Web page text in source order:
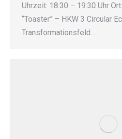
Uhrzeit: 18:30 – 19:30 Uhr
“Toaster” – HKW 3 Circular
Transformationsfeld…